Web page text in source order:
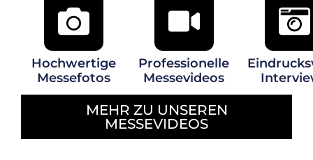
Hochwertige
Messefotos
Professionelle
Messevideos
MEHR ZU UNSEREN
MESSEVIDEOS